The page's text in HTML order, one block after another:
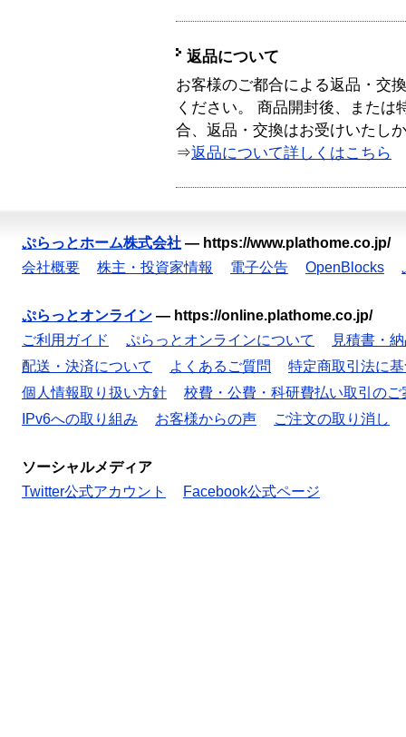
返品について
お客様のご都合による返品・交
ください。 商品開封後、または
合、返品・交換はお受けいたし
⇒返品について詳しくはこちら
ぷらっとホーム株式会社 — https://www.plathome.co.jp/
会社概要
株主・投資家情報 電子公告 OpenBlocks
ぷらっとオンライン — https://online.plathome.co.jp/
ご利用ガイド
ぷらっとオンラインについて
見積書・
配送・決済について
よくあるご質問
特定商取引法に
個人情報取り扱い方針
校費・公費・科研費払い取引のご
IPv6への取り組み
お客様からの声 ご注文の取り消し
ソーシャルメディア
Twitter公式アカウント
Facebook公式ページ